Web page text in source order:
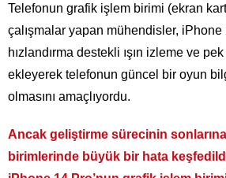
Telefonun grafik işlem birimi (ekran
çalışmalar yapan mühendisler, iPhone
hızlandırma destekli ışın izleme ve
ekleyerek telefonun güncel bir oyun
olmasını amaçlıyordu.
Ancak geliştirme sürecinin
birimlerinde büyük bir hata